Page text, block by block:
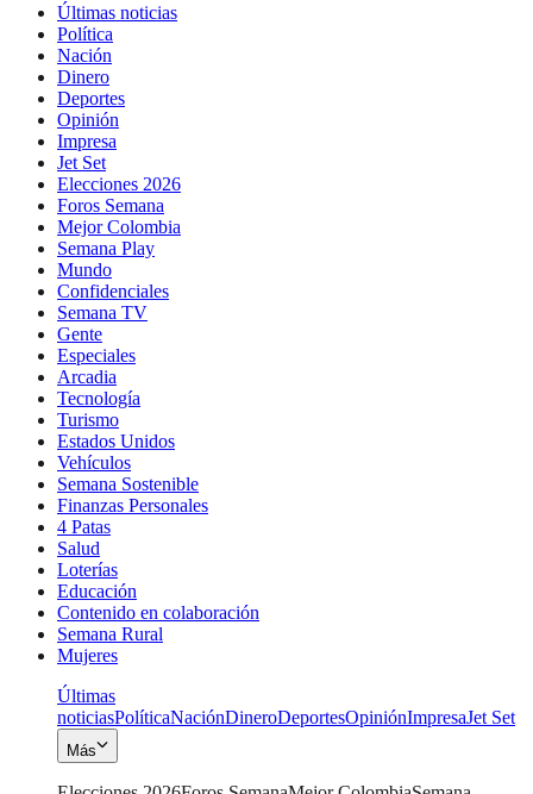
Últimas noticias
Política
Nación
Dinero
Deportes
Opinión
Impresa
Jet Set
Elecciones 2026
Foros Semana
Mejor Colombia
Semana Play
Mundo
Confidenciales
Semana TV
Gente
Especiales
Arcadia
Tecnología
Turismo
Estados Unidos
Vehículos
Semana Sostenible
Finanzas Personales
4 Patas
Salud
Loterías
Educación
Contenido en colaboración
Semana Rural
Mujeres
Últimas
noticiasPolíticaNaciónDineroDeportesOpiniónImpresaJet Set
Más